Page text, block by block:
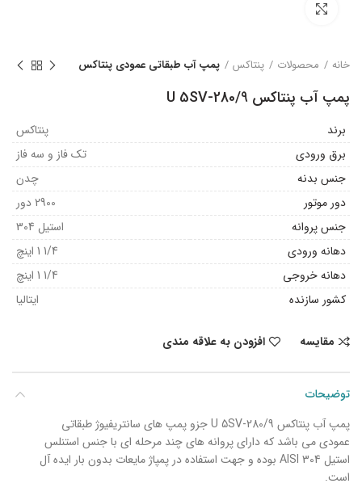
خانه محصولات پنتاکس پمپ آب طبقاتی عمودی پنتاکس
پمپ آب پنتاکس U 5SV-280/9
برند
پنتاکس
برق ورودی
تک فاز و سه فاز
جنس بدنه
چدن
دور موتور
2900 دور
جنس پروانه
استیل 304
دهانه ورودی
1/4 1 اینچ
دهانه خروجی
1/4 1 اینچ
کشور سازنده
ایتالیا
مقایسه افزودن به علاقه مندی
توضیحات
پمپ آب پنتاکس U 5SV-280/9 جزو پمپ های سانتریفیوژ طبقاتی
عمودی می باشد که دارای پروانه های چند مرحله ای با جنس استنلس
استیل AISI 304 بوده و جهت استفاده در پمپاژ مایعات بدون بار ایده آل
است.